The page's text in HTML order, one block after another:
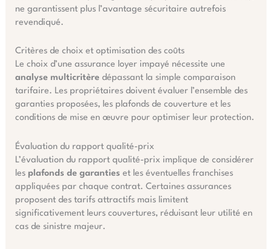
ne garantissent plus l’avantage sécuritaire autrefois
revendiqué.
Critères de choix et optimisation des coûts
Le choix d’une assurance loyer impayé nécessite une
analyse multicritère dépassant la simple comparaison
tarifaire. Les propriétaires doivent évaluer l’ensemble des
garanties proposées, les plafonds de couverture et les
conditions de mise en œuvre pour optimiser leur protection.
Évaluation du rapport qualité-prix
L’évaluation du rapport qualité-prix implique de considérer
les plafonds de garanties et les éventuelles franchises
appliquées par chaque contrat. Certaines assurances
proposent des tarifs attractifs mais limitent
significativement leurs couvertures, réduisant leur utilité en
cas de sinistre majeur.